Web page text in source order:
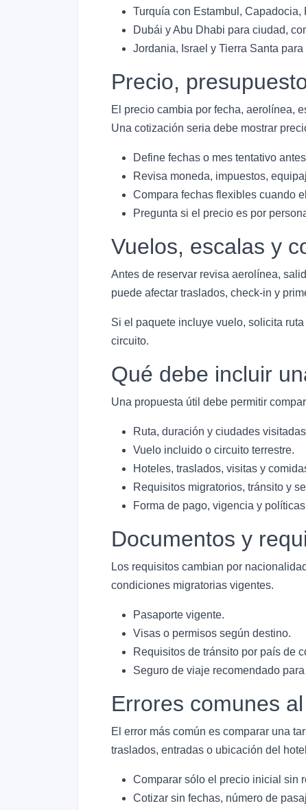
Turquía con Estambul, Capadocia,
Dubái y Abu Dhabi para ciudad,
Jordania, Israel y Tierra Santa
Precio,
El precio cambia por fecha, aerolínea,
Una cotización seria debe mostrar
Define fechas o mes tentativo
Revisa moneda, impuestos,
Compara fechas flexibles cuando
Pregunta si el precio es por
Vuelos, escalas y
Antes de reservar revisa aerolínea,
puede afectar traslados, check-in y
Si el paquete incluye vuelo, solicita
circuito.
Qué debe incluir
Una propuesta útil debe permitir
Ruta, duración y ciudades
Vuelo incluido o circuito terrestre.
Hoteles, traslados, visitas y
Requisitos migratorios, tránsito y
Forma de pago, vigencia y
Documentos y
Los requisitos cambian por
condiciones migratorias vigentes.
Pasaporte vigente.
Visas o permisos según destino.
Requisitos de tránsito por país de
Seguro de viaje recomendado
Errores comunes
El error más común es comparar una
traslados, entradas o ubicación del
Comparar sólo el precio inicial sin
Cotizar sin fechas, número de